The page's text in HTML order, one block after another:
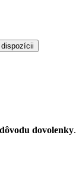
dovolenky.